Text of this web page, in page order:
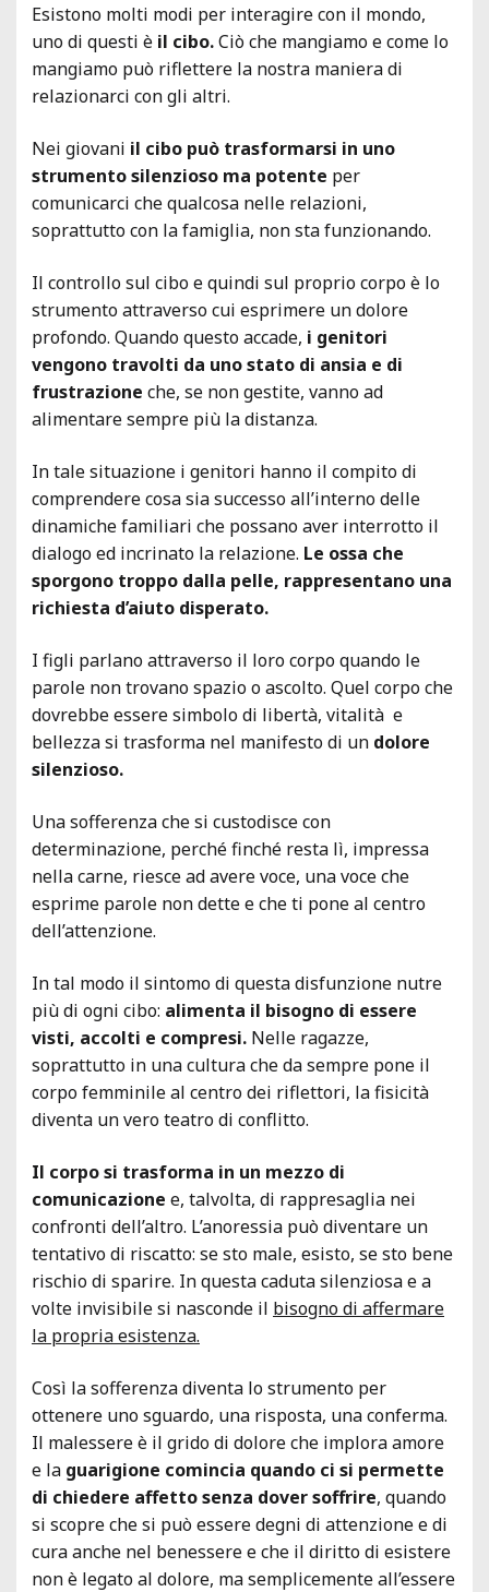
Esistono molti modi per interagire con il mondo,
uno di questi è il cibo.Ciò che mangiamo e come lo
mangiamo può riflettere la nostra maniera di
relazionarci con gli altri.
Nei giovani il cibo può trasformarsi in uno
strumento silenzioso ma potente per
comunicarci che qualcosa nelle relazioni,
soprattutto con la famiglia, non sta funzionando.
Il controllo sul cibo e quindi sul proprio corpo è lo
strumento attraverso cui esprimere un dolore
profondo. Quando questo accade, i genitori
vengono travolti da uno stato di ansia e di
frustrazione che, se non gestite, vanno ad
alimentare sempre più la distanza.
In tale situazione i genitori hanno il compito di
comprendere cosa sia successo all’interno delle
dinamiche familiari che possano aver interrotto il
dialogo ed incrinato la relazione. Le ossa che
sporgono troppo dalla pelle, rappresentano una
richiesta d’aiuto disperato.
I figli parlano attraverso il loro corpo quando le
parole non trovano spazio o ascolto. Quel corpo che
dovrebbe essere simbolo di libertà, vitalità e
bellezza si trasforma nel manifesto di un dolore
silenzioso.
Una sofferenza che si custodisce con
determinazione, perché finché resta lì, impressa
nella carne, riesce ad avere voce, una voce che
esprime parole non dette e che ti pone al centro
dell’attenzione.
In tal modo il sintomo di questa disfunzione nutre
più di ogni cibo: alimenta il bisogno di essere
visti, accolti e compresi. Nelle ragazze,
soprattutto in una cultura che da sempre pone il
corpo femminile al centro dei riflettori, la fisicità
diventa un vero teatro di conflitto.
Il corpo si trasforma in un mezzo di
comunicazione e, talvolta, di rappresaglia nei
confronti dell’altro. L’anoressia può diventare un
tentativo di riscatto: se sto male, esisto, se sto bene
rischio di sparire. In questa caduta silenziosa e a
volte invisibile si nasconde il bisogno di affermare
la propria esistenza.
Così la sofferenza diventa lo strumento per
ottenere uno sguardo, una risposta, una conferma.
Il malessere è il grido di dolore che implora amore
e la guarigione comincia quando ci si permette
di chiedere affetto senza dover soffrire, quando
si scopre che si può essere degni di attenzione e di
cura anche nel benessere e che il diritto di esistere
non è legato al dolore, ma semplicemente all’essere